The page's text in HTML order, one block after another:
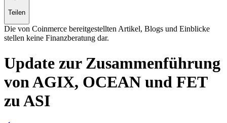
Teilen
Die von Coinmerce bereitgestellten Artikel, Blogs und Einblicke
stellen keine Finanzberatung dar.
Update zur Zusammenführung
von AGIX, OCEAN und FET
zu ASI